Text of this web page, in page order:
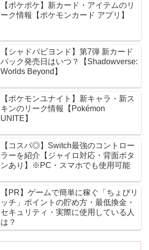
【ポケポケ】新カード・アイテムのリ
ーク情報【ポケモンカード アプリ】
【シャドバビヨンド】第7弾 新カード
パック発売日はいつ？【Shadowverse:
Worlds Beyond】
【ポケモンユナイト】新キャラ・新ス
キンのリーク情報【Pokémon
UNITE】
【コスパ◎】Switch最強のコントロー
ラーを紹介【ジャイロ対応・背面ボタ
ンあり】※PC・スマホでも使用可能
【PR】ゲームで簡単に稼ぐ「ちょびリ
ッチ」ポイントの貯め方・最低換金・
セキュリティ・実際に使用している人
は？